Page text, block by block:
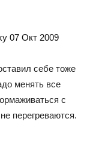
07 Окт 2009
себе тоже
менять все
с
перегреваются.